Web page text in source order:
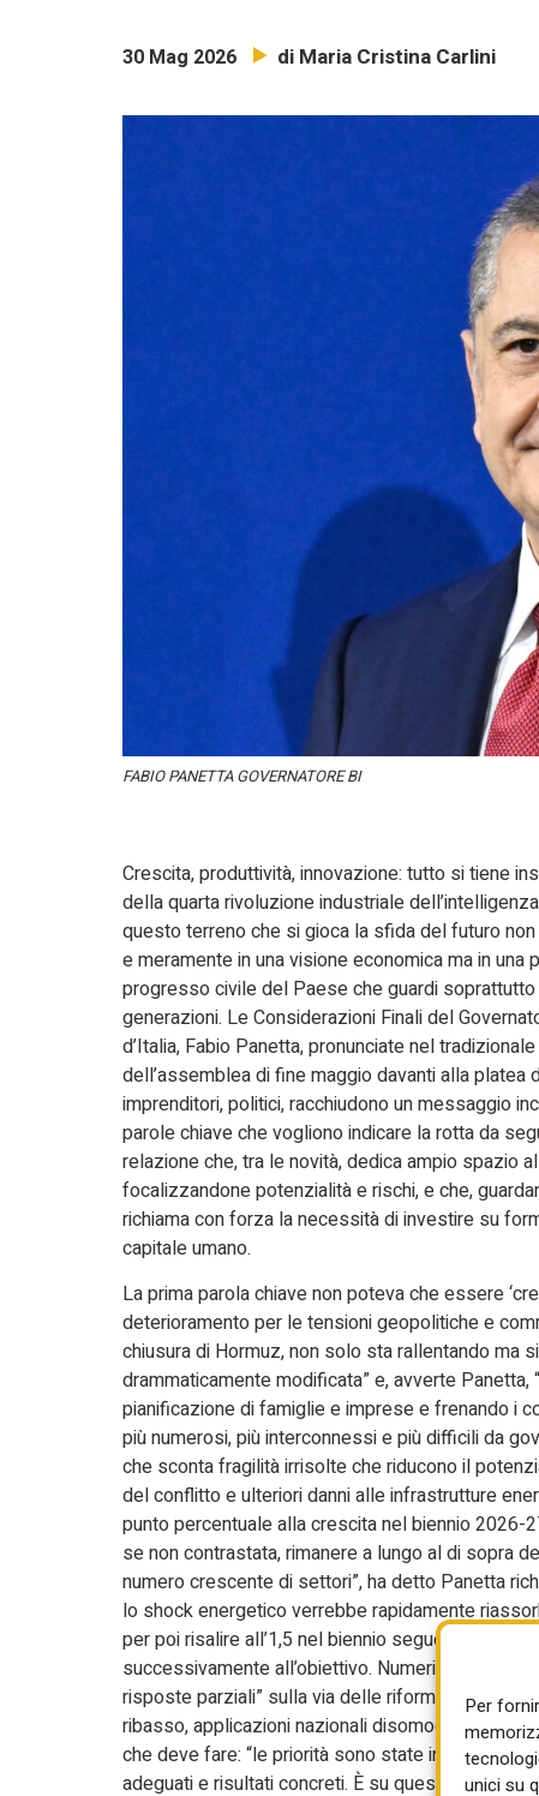
Per
unici su
30 Mag 2026 di Maria Cristina Carlini
FABIO PANETTA GOVERNATORE BI
Crescita, produttività, innovazione: tutto si tiene
della quarta rivoluzione industriale
questo terreno che si gioca la sfida del futuro
e meramente in una visione economica ma in una
progresso civile del Paese che guardi
generazioni. Le Considerazioni Finali del
d’Italia, Fabio Panetta, pronunciate nel
dell’assemblea di fine maggio davanti alla platea
imprenditori, politici, racchiudono un messaggio
parole chiave che vogliono indicare la rotta da
relazione che, tra le novità, dedica ampio spazio
focalizzandone potenzialità e rischi, e che,
richiama con forza la necessità di investire su
capitale umano.
La prima parola chiave non poteva che essere
deterioramento per le tensioni geopolitiche e
chiusura di Hormuz, non solo sta rallentando ma
drammaticamente modificata” e, avverte
pianificazione di famiglie e imprese e frenando i
più numerosi, più interconnessi e più difficili da
che sconta fragilità irrisolte che riducono il
del conflitto e ulteriori danni alle infrastrutture
punto percentuale alla crescita nel biennio 2026-
se non contrastata, rimanere a lungo al di sopra
numero crescente di settori”, ha detto Panetta
lo shock energetico verrebbe rapidamente
per poi risalire all’1,5 nel biennio seguente.
successivamente all’obiettivo. Numeri che già
risposte parziali” sulla via delle riforme che
ribasso, applicazioni nazionali disomogenee,
che deve fare: “le priorità sono state individuate;
adeguati e risultati concreti. È su questa capacità